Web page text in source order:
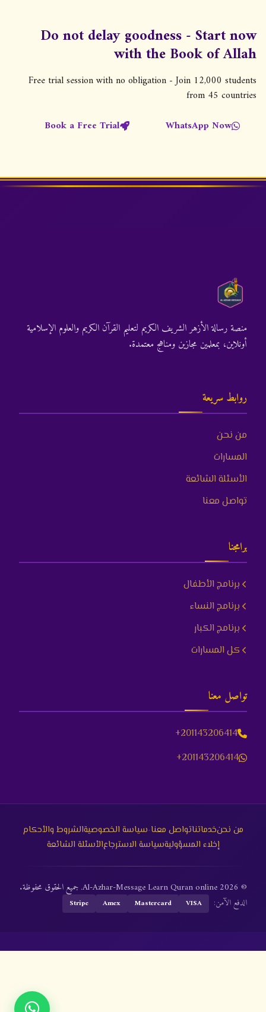
ا
ل
م
ق
ت
Do not delay goodness - Start now
with the Book of Allah
Free trial session with no obligation - Join 12,000 students
from 45 countries
WhatsApp Now
Book a Free Trial
منصة رسالة الأزهر الشريف الكريم لتعليم القرآن الكريم والعلوم الإسلامية
أونلاين، بمعلمين مجازين ومناهج معتمدة.
روابط سريعة
من نحن
المسارات
الأسئلة الشائعة
تواصل معنا
برامجنا
برنامج الأطفال
برنامج النساء
برنامج الكبار
كل المسارات
تواصل معنا
+201143206414
+201143206414
من نحنخدماتناتواصل معنا·سياسة الخصوصيةالشروط والأحكام
إخلاء المسؤوليةسياسة الاسترجاعالأسئلة الشائعة
© 2026 Al-Azhar-Message Learn Quran online. جميع الحقوق محفوظة.
الدفع الآمن: VISA
Mastercard
Amex
Stripe